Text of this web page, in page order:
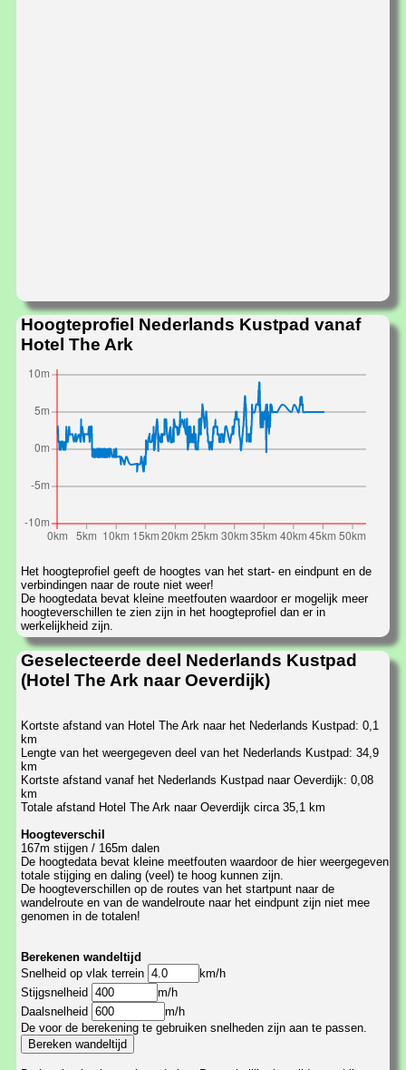
Hoogteprofiel Nederlands Kustpad vanaf
Hotel The Ark
Het hoogteprofiel geeft de hoogtes van het start- en eindpunt en de
verbindingen naar de route niet weer!
De hoogtedata bevat kleine meetfouten waardoor er mogelijk meer
hoogteverschillen te zien zijn in het hoogteprofiel dan er in
werkelijkheid zijn.
Geselecteerde deel Nederlands Kustpad
(Hotel The Ark naar Oeverdijk)
Kortste afstand van Hotel The Ark naar het Nederlands Kustpad: 0,1
km
Lengte van het weergegeven deel van het Nederlands Kustpad: 34,9
km
Kortste afstand vanaf het Nederlands Kustpad naar Oeverdijk: 0,08
km
Totale afstand Hotel The Ark naar Oeverdijk circa 35,1 km
Hoogteverschil
167m stijgen / 165m dalen
De hoogtedata bevat kleine meetfouten waardoor de hier weergegeven
totale stijging en daling (veel) te hoog kunnen zijn.
De hoogteverschillen op de routes van het startpunt naar de
wandelroute en van de wandelroute naar het eindpunt zijn niet mee
genomen in de totalen!
Berekenen wandeltijd
Snelheid op vlak terrein
km/h
Stijgsnelheid
m/h
Daalsnelheid
m/h
De voor de berekening te gebruiken snelheden zijn aan te passen.